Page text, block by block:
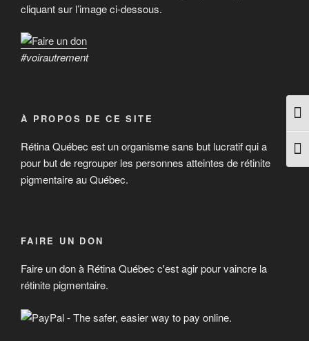
cliquant sur l’image ci-dessous.
#voirautrement
À PROPOS DE CE SITE
Rétina Québec est un organisme sans but lucratif qui a
pour but de regrouper les personnes atteintes de rétinite
pigmentaire au Québec.
FAIRE UN DON
Faire un don à Rétina Québec c'est agir pour vaincre la
rétinite pigmentaire.